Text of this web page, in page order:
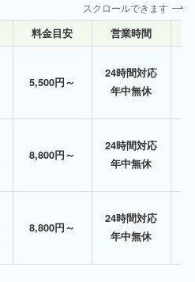
スクロールできます
料金目安 営業時間
5,500円～
24時間対応
年中無休
8,800円～
24時間対応
年中無休
8,800円～
24時間対応
年中無休